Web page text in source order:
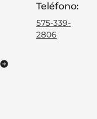
Teléfono:
575-339-
2806